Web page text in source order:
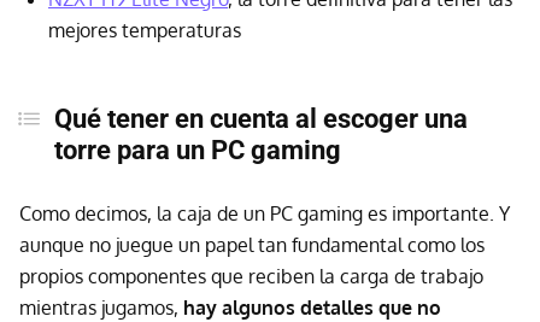
mejores temperaturas
Qué tener en cuenta al escoger una
torre para un PC gaming
Como decimos, la caja de un PC gaming es importante. Y
aunque no juegue un papel tan fundamental como los
propios componentes que reciben la carga de trabajo
mientras jugamos, hay algunos detalles que no